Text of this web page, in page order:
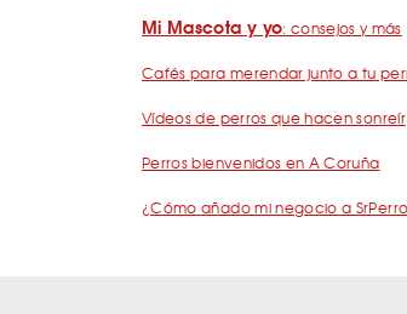
Mi Mascota y yo: consejos y más
Cafés para merendar junto a tu
Vídeos de perros que hacen sonreír
Perros bienvenidos en A Coruña
¿Cómo añado mi negocio a